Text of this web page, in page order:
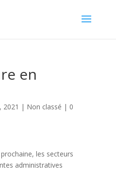
en
2021 | Non classé | 0
les secteurs
administratives